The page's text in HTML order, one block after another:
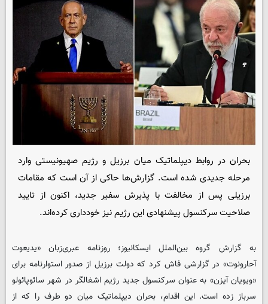
بحران در روابط دیپلماتیک میان برزیل و رژیم صهیونیستی وارد
مرحله جدیدی شده است. گزارش‌ها حاکی از آن است که مقامات
برزیلی پس از مخالفت با پذیرش سفیر جدید، اکنون از تایید
صلاحیت سرکنسول پیشنهادی این رژیم نیز خودداری کرده‌اند.
به گزارش گروه بین‌الملل ایسکانیوز؛ روزنامه عبری‌زبان «یدیعوت
آحارونوت» در گزارشی فاش کرد که دولت برزیل از صدور استوارنامه برای
«ویویان آیزن» به عنوان سرکنسول جدید رژیم اشغالگر در شهر سائوپائولو
سرباز زده است. این اقدام، بحران دیپلماتیک میان دو طرف را که از